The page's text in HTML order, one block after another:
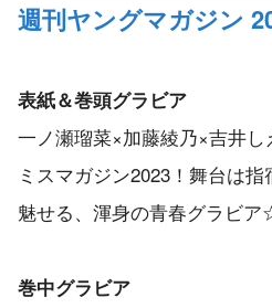
週刊ヤングマガジン
表紙＆巻頭グラビア
一ノ瀬瑠菜×加藤綾乃×吉井し
ミスマガジン2023！舞台は
魅せる、渾身の青春グラビ
巻中グラビア